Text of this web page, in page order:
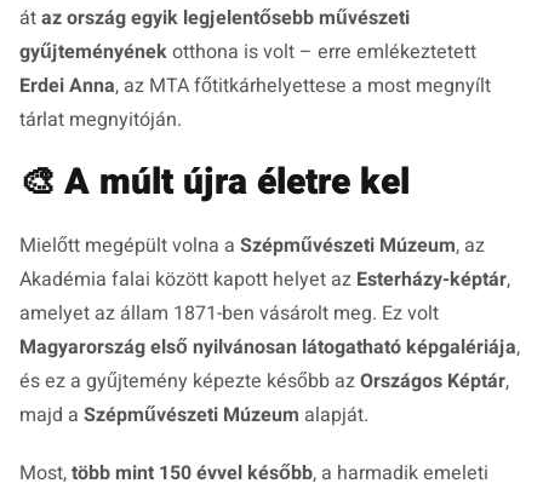
átaz ország egyik legjelentősebb művészeti
gyűjteményénekotthona is volt – erre emlékeztetett
Erdei Anna, az MTA főtitkárhelyettese a most megnyílt
tárlat megnyitóján.
🎨 A múlt újra életre kel
Mielőtt megépült volna a Szépművészeti Múzeum, az
Akadémia falai között kapott helyet az Esterházy-képtár,
amelyet az állam 1871-ben vásárolt meg. Ez volt
Magyarország első nyilvánosan látogatható képgalériája,
és ez a gyűjtemény képezte később azOrszágos Képtár,
majd a Szépművészeti Múzeum alapját.
Most,több mint 150 évvel később, a harmadik emeleti